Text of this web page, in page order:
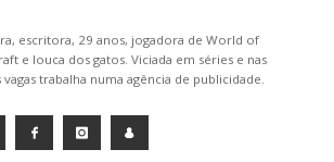
escritora, 29 anos, jogadora de World of
e louca dos gatos. Viciada em séries e nas
vagas trabalha numa agência de publicidade.